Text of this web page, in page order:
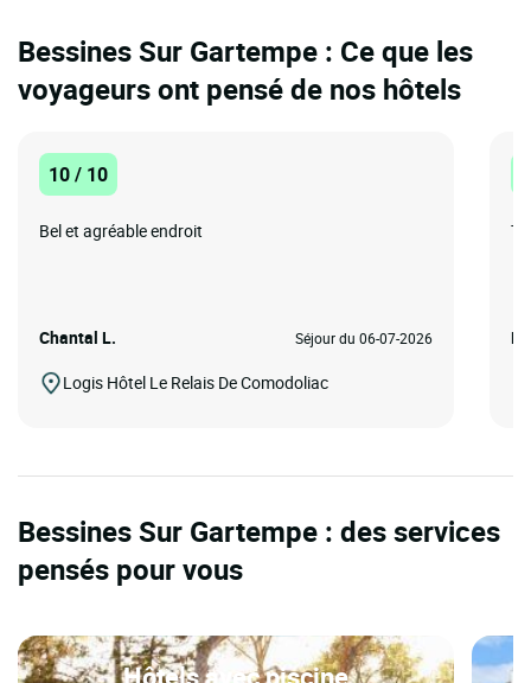
Bessines Sur Gartempe : Ce que les
voyageurs ont pensé de nos hôtels
10 / 10
Bel et agréable endroit
Chantal L. Séjour du 06-07-2026
Logis Hôtel Le Relais De Comodoliac
Bessines Sur Gartempe : des services
pensés pour vous